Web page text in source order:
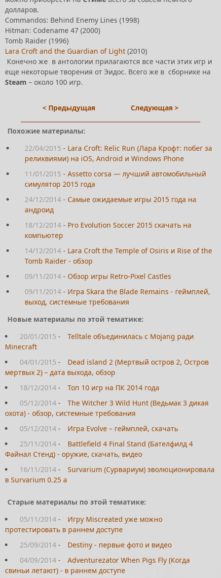
долларов.
Commandos: Behind Enemy Lines (1998)
Hitman: Codename 47 (2000)
Tomb Raider (1996)
Lara Croft and the Guardian of Light (2010)
Конечно же в антологии прилагаются все части этих игр и
еще некоторые творения от Эидос. Всего же в сборнике на
Steam – около 100 игр.
< Предыдущая Следующая >
Похожие материалы:
22/04/2015 - Lara Croft: Relic Run (Лара Крофт: побег за
реликвиями) на iOS, Android и Windows Phone
11/01/2015 - Assetto corsa — лучший автомобильный
симулятор 2015 года
24/12/2014 - Самые ожидаемые игры 2015 года на
андроид
18/12/2014 - Pro Evolution Soccer 2015 скачать на
компьютер
14/12/2014 - Lara Croft the Temple of Osiris и Rise of the
Tomb Raider - обзор
09/11/2014 - Обзор игры Retro-Pixel Castles
09/11/2014 - Игра Skara the Blade Remains - геймплей,
выход, системные требования
Новые материалы по этой тематике:
20/01/2015 -
Telltale объединилась с Mojang ради
Minecraft
04/01/2015 -
Dead island 2 (Мертвый остров 2, Остров
мертвых 2) – дата выхода, обзор
18/12/2014 -
Топ 10 игр на ПК 2014 года
05/12/2014 -
The Witcher 3 Wild Hunt (Ведьмак 3 дикая
охота) - обзор, системные требования
05/12/2014 -
Игра Evolve – геймплей, скачать
25/11/2014 -
Battlefield 4 Final Stand (Бателфилд 4
Файнал Стенд) - оружие, скачать, видео
16/11/2014 -
Survarium (Сурвариум) эволюционировала
в Survarium 0.25 а
Старые материалы по этой тематике:
05/11/2014 -
Игру Miscreated уже можно
протестировать в раннем доступе
25/09/2014 -
Destiny - первые фото и видео
04/09/2014 -
Adventurezator When Pigs Fly (Когда
свиньи летают) - в раннем доступе